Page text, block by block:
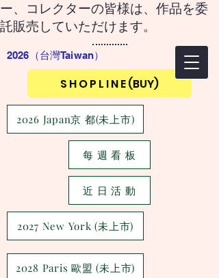
2026（台灣Taiwan）
S H O P L I N E (BUY)
2026 Japan京 都(未上市)
每 週 看 板
近 日 活 動
2027 New York (未上市)
2028 Paris 歐盟 (未上市)
ー、コレクターの皆様は、作品を委
託販売していただけます。